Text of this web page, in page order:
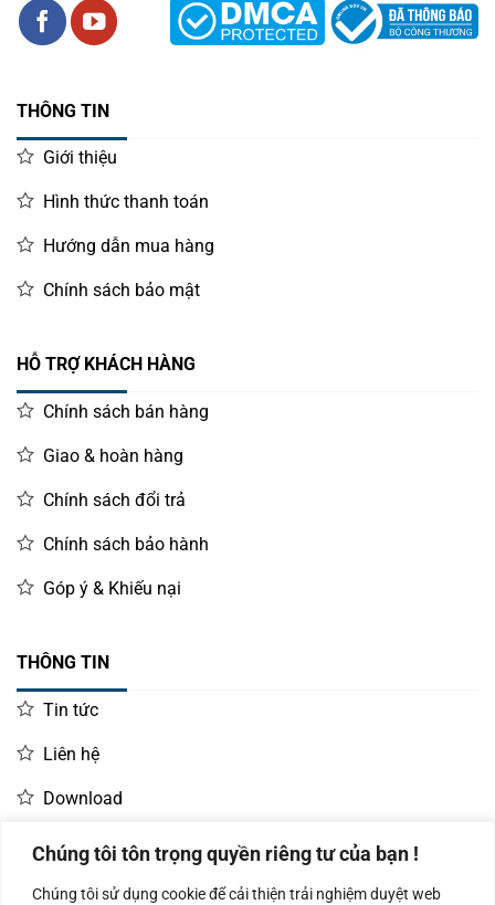
Chúng tôi tôn trọng quyền riêng tư của bạn !
Chúng tôi sử dụng cookie để cải thiện trải nghiệm duyệt web
THÔNG TIN
Giới thiệu
Hình thức thanh toán
Hướng dẫn mua hàng
Chính sách bảo mật
HỖ TRỢ KHÁCH HÀNG
Chính sách bán hàng
Giao & hoàn hàng
Chính sách đổi trả
Chính sách bảo hành
Góp ý & Khiếu nại
THÔNG TIN
Tin tức
Liên hệ
Download
LIÊN HỆ MUA HÀNG